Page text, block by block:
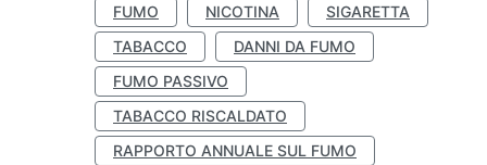
FUMO NICOTINA
SIGARETTA
TABACCO
DANNI DA FUMO
FUMO PASSIVO
TABACCO RISCALDATO
RAPPORTO ANNUALE SUL FUMO